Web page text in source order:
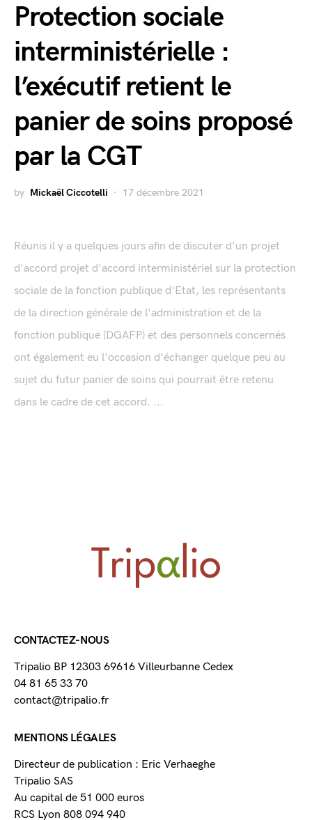
Protection sociale
interministérielle :
l’exécutif retient le
panier de soins proposé
par la CGT
by Mickaël Ciccotelli 17 décembre 2021
Réunis il y a quelques jours afin de discuter d'un projet
d'accord projet d'accord interministériel sur la protection
sociale de la fonction publique d'Etat, les représentants
de la direction générale de l'administration et de la
fonction publique (DGAFP) et des personnels concernés
ont également eu l'occasion d'échanger quelque peu au
sujet du futur panier de soins qui pourrait être retenu
dans le cadre de cet accord. ...
CONTACTEZ-NOUS
Tripalio BP 12303 69616 Villeurbanne Cedex
04 81 65 33 70
contact@tripalio.fr
MENTIONS LÉGALES
Directeur de publication : Eric Verhaeghe
Tripalio SAS
Au capital de 51 000 euros
RCS Lyon 808 094 940